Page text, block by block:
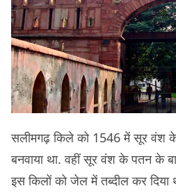
सलीमगढ़ किले को 1546 में सूर वंश
बनवाया था. वहीं सूर वंश के पतन के
इस किलों को जेल में तब्दील कर